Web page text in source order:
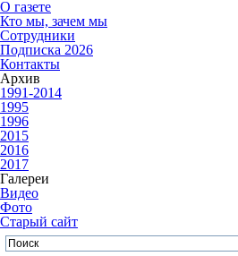
О газете
Кто мы, зачем мы
Сотрудники
Подписка 2026
Контакты
Архив
1991-2014
1995
1996
2015
2016
2017
Галереи
Видео
Фото
Старый сайт